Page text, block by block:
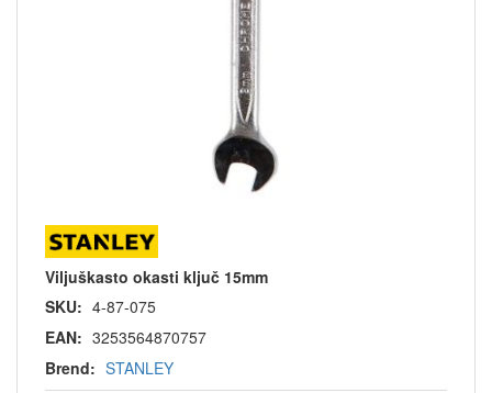
Viljuškasto okasti ključ 15mm
SKU: 4-87-075
EAN: 3253564870757
Brend: STANLEY